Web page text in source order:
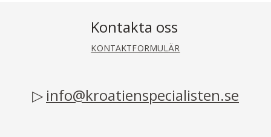
Kontakta oss
KONTAKTFORMULÄR
info@kroatienspecialisten.se